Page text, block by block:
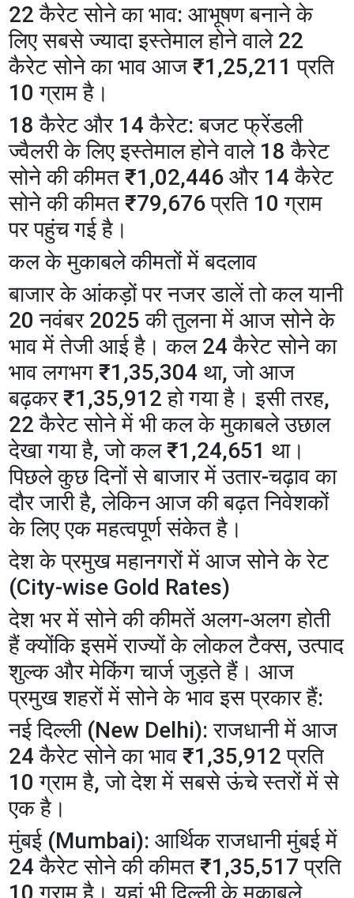
​22 कैरेट सोने का भाव: आभूषण बनाने के
लिए सबसे ज्यादा इस्तेमाल होने वाले 22
कैरेट सोने का भाव आज ₹1,25,211 प्रति
10 ग्राम है।
​18 कैरेट और 14 कैरेट: बजट फ्रेंडली
ज्वैलरी के लिए इस्तेमाल होने वाले 18 कैरेट
सोने की कीमत ₹1,02,446 और 14 कैरेट
सोने की कीमत ₹79,676 प्रति 10 ग्राम
पर पहुंच गई है।
​कल के मुकाबले कीमतों में बदलाव
​बाजार के आंकड़ों पर नजर डालें तो कल यानी
20 नवंबर 2025 की तुलना में आज सोने के
भाव में तेजी आई है। कल 24 कैरेट सोने का
भाव लगभग ₹1,35,304 था, जो आज
बढ़कर ₹1,35,912 हो गया है। इसी तरह,
22 कैरेट सोने में भी कल के मुकाबले उछाल
देखा गया है, जो कल ₹1,24,651 था।
पिछले कुछ दिनों से बाजार में उतार-चढ़ाव का
दौर जारी है, लेकिन आज की बढ़त निवेशकों
के लिए एक महत्वपूर्ण संकेत है।
​देश के प्रमुख महानगरों में आज सोने के रेट
(City-wise Gold Rates)
​देश भर में सोने की कीमतें अलग-अलग होती
हैं क्योंकि इसमें राज्यों के लोकल टैक्स, उत्पाद
शुल्क और मेकिंग चार्ज जुड़ते हैं। आज
प्रमुख शहरों में सोने के भाव इस प्रकार हैं:
​नई दिल्ली (New Delhi): राजधानी में आज
24 कैरेट सोने का भाव ₹1,35,912 प्रति
10 ग्राम है, जो देश में सबसे ऊंचे स्तरों में से
एक है।
​मुंबई (Mumbai): आर्थिक राजधानी मुंबई में
24 कैरेट सोने की कीमत ₹1,35,517 प्रति
10 ग्राम है। यहां भी दिल्ली के मुकाबले